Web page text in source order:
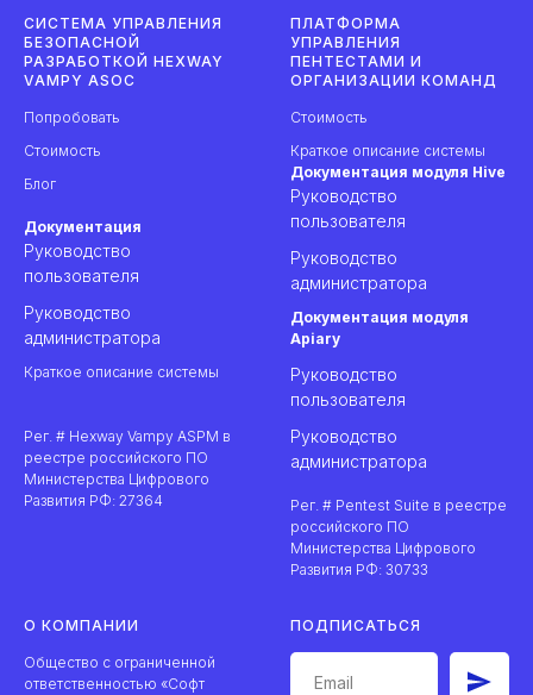
CИСТЕМА УПРАВЛЕНИЯ
БЕЗОПАСНОЙ
РАЗРАБОТКОЙ HEXWAY
VAMPY ASOC
Попробовать
Стоимость
Блог
Документация
Руководство
пользователя
Руководство
администратора
Краткое описание системы
Рег. # Hexway Vampy ASPM в
реестре российского ПО
Министерства Цифрового
Развития РФ: 27364
ПЛАТФОРМА
УПРАВЛЕНИЯ
ПЕНТЕСТАМИ И
ОРГАНИЗАЦИИ КОМАНД
Стоимость
Краткое описание системы
Документация модуля Hive
Руководство
пользователя
Руководство
администратора
Документация модуля
Apiary
Руководство
пользователя
Руководство
администратора
Рег. # Pentest Suite в реестре
российского ПО
Министерства Цифрового
Развития РФ: 30733
О КОМПАНИИ
Общество с ограниченной
ответственностью «Софт
ПОДПИСАТЬСЯ